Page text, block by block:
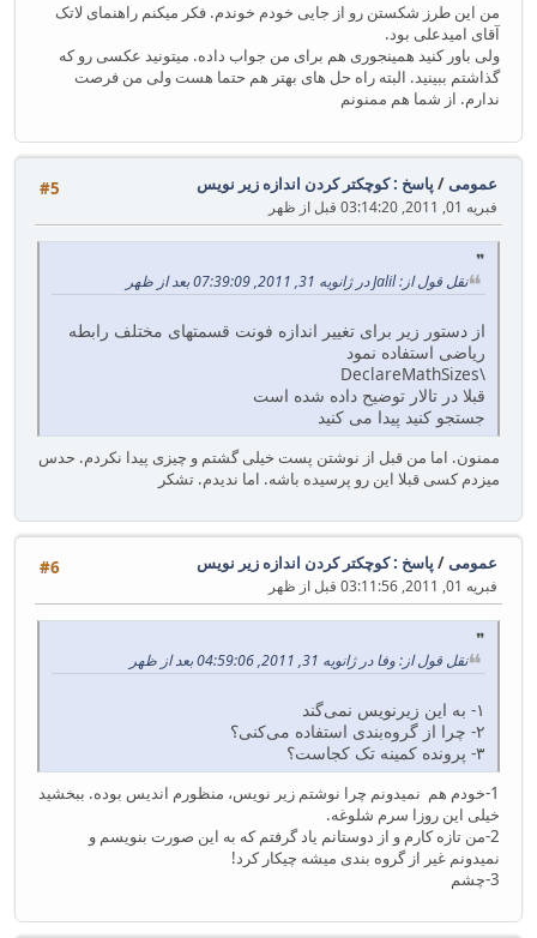
من این طرز شکستن رو از جایی خودم خوندم. فکر میکنم راهنمای لاتک
آقای امیدعلی بود.
ولی باور کنید همینجوری هم برای من جواب داده. میتونید عکسی رو که
گذاشتم ببینید. البته راه حل های بهتر هم حتما هست ولی من فرصت
ندارم. از شما هم ممنونم
#5 عمومی / پاسخ : کوچکتر کردن اندازه زیر نویس
فبریه 01, 2011, 03:14:20 قبل از ظهر
نقل قول از: Jalil در ژانویه 31, 2011, 07:39:09 بعد از ظهر
از دستور زیر برای تغییر اندازه فونت قسمتهای مختلف رابطه
ریاضی استفاده نمود
\DeclareMathSizes
قبلا در تالار توضیح داده شده است
جستجو کنید پیدا می کنید
ممنون. اما من قبل از نوشتن پست خیلی گشتم و چیزی پیدا نکردم. حدس
میزدم کسی قبلا این رو پرسیده باشه. اما ندیدم. تشکر
#6 عمومی/ پاسخ : کوچکتر کردن اندازه زیر نویس
فبریه 01, 2011, 03:11:56 قبل از ظهر
نقل قول از: وفا در ژانویه 31, 2011, 04:59:06 بعد از ظهر
۱- به این زیرنویس نمی‌گند
۲- چرا از گروه‌بندی استفاده می‌کنی؟
۳- پرونده کمینه تک کجاست؟
1-خودم هم نمیدونم چرا نوشتم زیر نویس، منظورم اندیس بوده. ببخشید
خیلی این روزا سرم شلوغه.
2-من تازه کارم و از دوستانم یاد گرفتم که به این صورت بنویسم و
نمیدونم غیر از گروه بندی میشه چیکار کرد!
3-چشم